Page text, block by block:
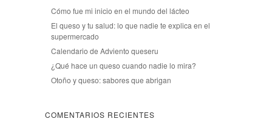
Cómo fue mi inicio en el mundo del lácteo
El queso y tu salud: lo que nadie te explica en el
supermercado
Calendario de Adviento queseru
¿Qué hace un queso cuando nadie lo mira?
Otoño y queso: sabores que abrigan
COMENTARIOS RECIENTES